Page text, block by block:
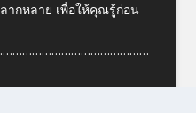
ากหลาย เพื่อให้คุณรู้ก่อน